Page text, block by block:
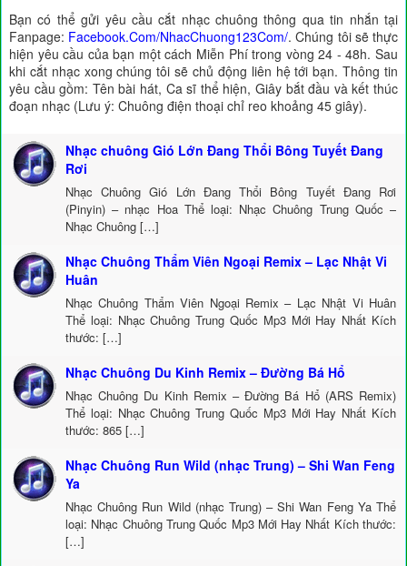
Bạn có thể gửi yêu cầu cắt nhạc chuông thông qua tin nhắn tại
Fanpage: Facebook.Com/NhacChuong123Com/. Chúng tôi sẽ thực
hiện yêu cầu của bạn một cách Miễn Phí trong vòng 24 - 48h. Sau
khi cắt nhạc xong chúng tôi sẽ chủ động liên hệ tới bạn. Thông tin
yêu cầu gồm: Tên bài hát, Ca sĩ thể hiện, Giây bắt đầu và kết thúc
đoạn nhạc (Lưu ý: Chuông điện thoại chỉ reo khoảng 45 giây).
Nhạc chuông Gió Lớn Đang Thổi Bông Tuyết Đang
Rơi
Nhạc Chuông Gió Lớn Đang Thổi Bông Tuyết Đang Rơi
(Pinyin) – nhạc Hoa Thể loại: Nhạc Chuông Trung Quốc –
Nhạc Chuông […]
Nhạc Chuông Thẩm Viên Ngoại Remix – Lạc Nhật Vi
Huân
Nhạc Chuông Thẩm Viên Ngoại Remix – Lạc Nhật Vi Huân
Thể loại: Nhạc Chuông Trung Quốc Mp3 Mới Hay Nhất Kích
thước: […]
Nhạc Chuông Du Kinh Remix – Đường Bá Hổ
Nhạc Chuông Du Kinh Remix – Đường Bá Hổ (ARS Remix)
Thể loại: Nhạc Chuông Trung Quốc Mp3 Mới Hay Nhất Kích
thước: 865 […]
Nhạc Chuông Run Wild (nhạc Trung) – Shi Wan Feng
Ya
Nhạc Chuông Run Wild (nhạc Trung) – Shi Wan Feng Ya Thể
loại: Nhạc Chuông Trung Quốc Mp3 Mới Hay Nhất Kích thước:
[…]